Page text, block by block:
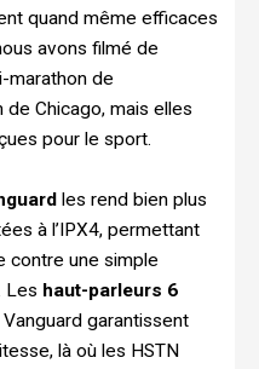
quand même efficaces
avons filmé de
marathon de
de Chicago, mais elles
pour le sport.
les rend bien plus
à l’IPX4, permettant
contre une simple
Les haut-parleurs 6
garantissent
là où les HSTN